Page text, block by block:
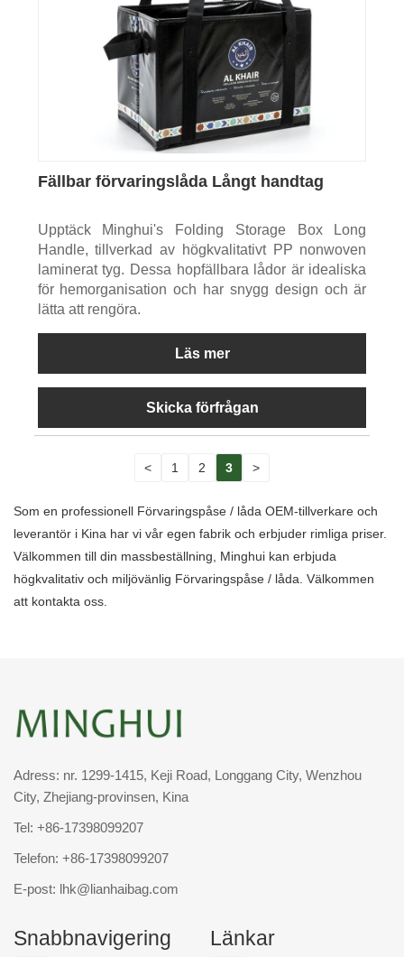
Fällbar förvaringslåda Långt handtag
Upptäck Minghui's Folding Storage Box Long
Handle, tillverkad av högkvalitativt PP nonwoven
laminerat tyg. Dessa hopfällbara lådor är idealiska
för hemorganisation och har snygg design och är
lätta att rengöra.
Läs mer
Skicka förfrågan
< 1 2 3 >
Som en professionell Förvaringspåse / låda OEM-tillverkare och
leverantör i Kina har vi vår egen fabrik och erbjuder rimliga priser.
Välkommen till din massbeställning, Minghui kan erbjuda
högkvalitativ och miljövänlig Förvaringspåse / låda. Välkommen
att kontakta oss.
Adress: nr. 1299-1415, Keji Road, Longgang City, Wenzhou
City, Zhejiang-provinsen, Kina
Tel: +86-17398099207
Telefon: +86-17398099207
E-post: lhk@lianhaibag.com
Snabbnavigering Länkar